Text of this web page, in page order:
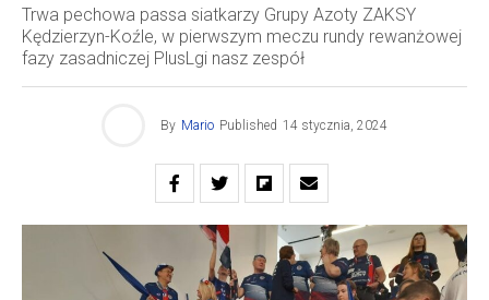
Trwa pechowa passa siatkarzy Grupy Azoty ZAKSY
Kędzierzyn-Koźle, w pierwszym meczu rundy rewanżowej
fazy zasadniczej PlusLgi nasz zespół
By Mario Published 14 stycznia, 2024